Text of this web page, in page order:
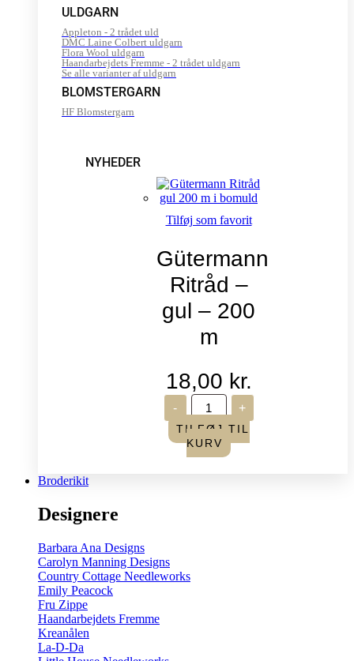
ULDGARN
Appleton - 2 trådet uld
DMC Laine Colbert uldgarn
Flora Wool uldgarn
Haandarbejdets Fremme - 2 trådet uldgarn
Se alle varianter af uldgarn
BLOMSTERGARN
HF Blomstergarn
NYHEDER
Tilføj som favorit
Gütermann
Ritråd –
gul – 200
m
18,00 kr.
-
Gütermann
Ritråd
-
gul
-
+
TILFØJ TIL
KURV
Broderikit
Designere
Barbara Ana Designs
Carolyn Manning Designs
Country Cottage Needleworks
Emily Peacock
Fru Zippe
Haandarbejdets Fremme
Kreanålen
La-D-Da